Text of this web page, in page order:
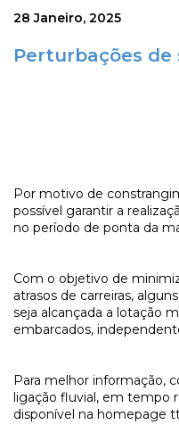
28 Janeiro, 2025
Perturbações de
Por motivo de
possível garantir a
no período de ponta da
Com o objetivo de
atrasos de carreiras,
seja alcançada a lotação
embarcados,
Para melhor informação,
ligação fluvial, em tempo
disponível na homepage